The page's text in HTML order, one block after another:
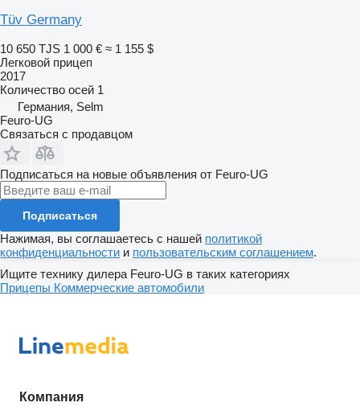
Tüv Germany
10 650 TJS 1 000 € ≈ 1 155 $
Легковой прицеп
2017
Количество осей 1
Германия, Selm
Feuro-UG
Связаться с продавцом
Подписаться на новые объявления от Feuro-UG
Подписаться
Нажимая, вы соглашаетесь с нашей политикой
конфиденциальности и пользовательским соглашением.
Ищите технику дилера Feuro-UG в таких категориях
Прицепы Коммерческие автомобили
Компания